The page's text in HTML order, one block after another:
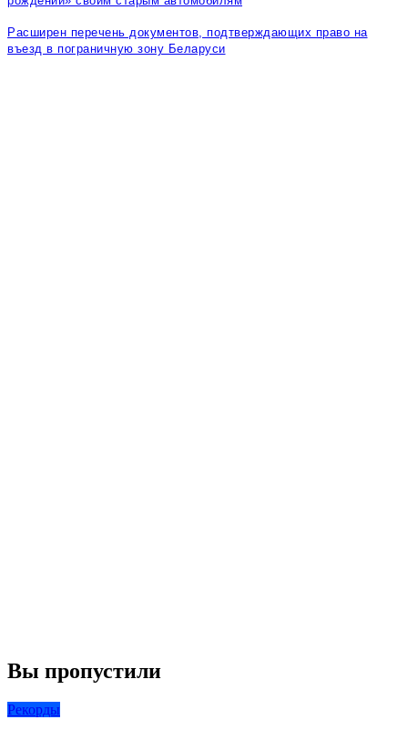
Расширен перечень документов, подтверждающих право на
въезд в пограничную зону Беларуси
Вы пропустили
Рекорды